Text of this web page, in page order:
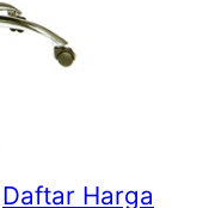
Daftar Harga